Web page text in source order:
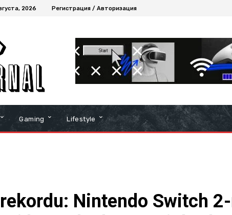
2026 Регистрация / Авторизация
Gaming Lifestyle
rekordu: Nintendo Switch